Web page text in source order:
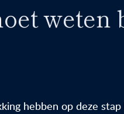
hebben op deze